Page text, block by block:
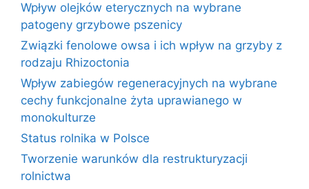
Wpływ olejków eterycznych na wybrane
patogeny grzybowe pszenicy
Związki fenolowe owsa i ich wpływ na grzyby z
rodzaju Rhizoctonia
Wpływ zabiegów regeneracyjnych na wybrane
cechy funkcjonalne żyta uprawianego w
monokulturze
Status rolnika w Polsce
Tworzenie warunków dla restrukturyzacji
rolnictwa